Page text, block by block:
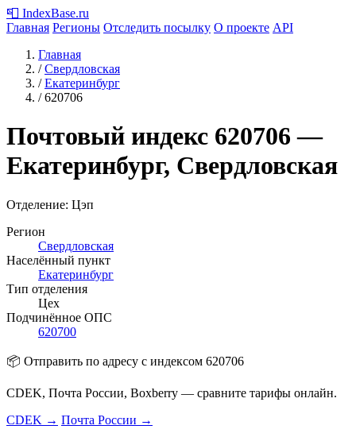
📮 IndexBase.ru
Главная Регионы Отследить посылку О проекте API
Главная
/ Свердловская
/ Екатеринбург
/ 620706
Почтовый индекс 620706 —
Екатеринбург, Свердловская
Отделение: Цэп
Регион
Свердловская
Населённый пункт
Екатеринбург
Тип отделения
Цех
Подчинённое ОПС
620700
📦 Отправить по адресу с индексом 620706
CDEK, Почта России, Boxberry — сравните тарифы онлайн.
CDEK → Почта России →